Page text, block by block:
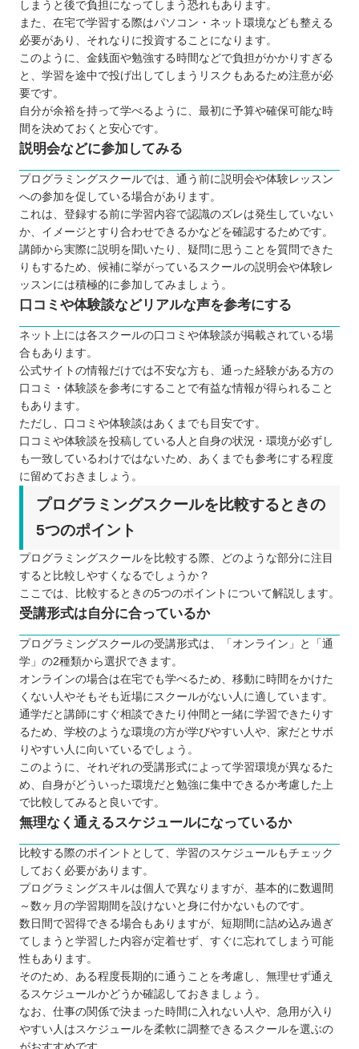
ピュアパソコンスクール
パソコンレッスンcafé
Winスクール
ハロー！パソコン教室 イトーヨーカドー上
田校
パソコンスクールすきこそじょうず
【長野】子ども向けのおすすめプログラミングス
クール3選
ワンダーコード シュティル軽井沢校
プロクラ
SUTEMON（ステモン）
自分にあったスクールを選ぼう
しまうと後で負担になってしまう恐れもあります。
また、在宅で学習する際はパソコン・ネット環境なども整える
必要があり、それなりに投資することになります。
このように、金銭面や勉強する時間などで負担がかかりすぎる
と、学習を途中で投げ出してしまうリスクもあるため注意が必
要です。
自分が余裕を持って学べるように、最初に予算や確保可能な時
間を決めておくと安心です。
説明会などに参加してみる
プログラミングスクールでは、通う前に説明会や体験レッスン
への参加を促している場合があります。
これは、登録する前に学習内容で認識のズレは発生していない
か、イメージとすり合わせできるかなどを確認するためです。
講師から実際に説明を聞いたり、疑問に思うことを質問できた
りもするため、候補に挙がっているスクールの説明会や体験レ
ッスンには積極的に参加してみましょう。
口コミや体験談などリアルな声を参考にする
ネット上には各スクールの口コミや体験談が掲載されている場
合もあります。
公式サイトの情報だけでは不安な方も、通った経験がある方の
口コミ・体験談を参考にすることで有益な情報が得られること
もあります。
ただし、口コミや体験談はあくまでも目安です。
口コミや体験談を投稿している人と自身の状況・環境が必ずし
も一致しているわけではないため、あくまでも参考にする程度
に留めておきましょう。
プログラミングスクールを比較するときの
5つのポイント
プログラミングスクールを比較する際、どのような部分に注目
すると比較しやすくなるでしょうか？
ここでは、比較するときの5つのポイントについて解説します。
受講形式は自分に合っているか
プログラミングスクールの受講形式は、「オンライン」と「通
学」の2種類から選択できます。
オンラインの場合は在宅でも学べるため、移動に時間をかけた
くない人やそもそも近場にスクールがない人に適しています。
通学だと講師にすぐ相談できたり仲間と一緒に学習できたりす
るため、学校のような環境の方が学びやすい人や、家だとサボ
りやすい人に向いているでしょう。
このように、それぞれの受講形式によって学習環境が異なるた
め、自身がどういった環境だと勉強に集中できるか考慮した上
で比較してみると良いです。
無理なく通えるスケジュールになっているか
比較する際のポイントとして、学習のスケジュールもチェック
しておく必要があります。
プログラミングスキルは個人で異なりますが、基本的に数週間
～数ヶ月の学習期間を設けないと身に付かないものです。
数日間で習得できる場合もありますが、短期間に詰め込み過ぎ
てしまうと学習した内容が定着せず、すぐに忘れてしまう可能
性もあります。
そのため、ある程度長期的に通うことを考慮し、無理せず通え
るスケジュールかどうか確認しておきましょう。
なお、仕事の関係で決まった時間に入れない人や、急用が入り
やすい人はスケジュールを柔軟に調整できるスクールを選ぶの